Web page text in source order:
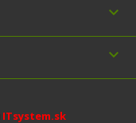


ITsystem.sk